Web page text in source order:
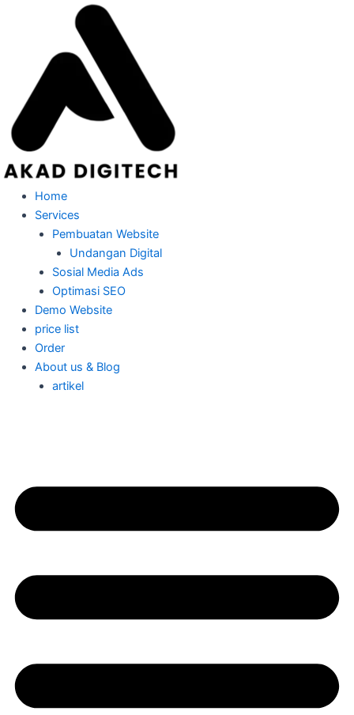
Home
Services
Pembuatan Website
Undangan Digital
Sosial Media Ads
Optimasi SEO
Demo Website
price list
Order
About us & Blog
artikel